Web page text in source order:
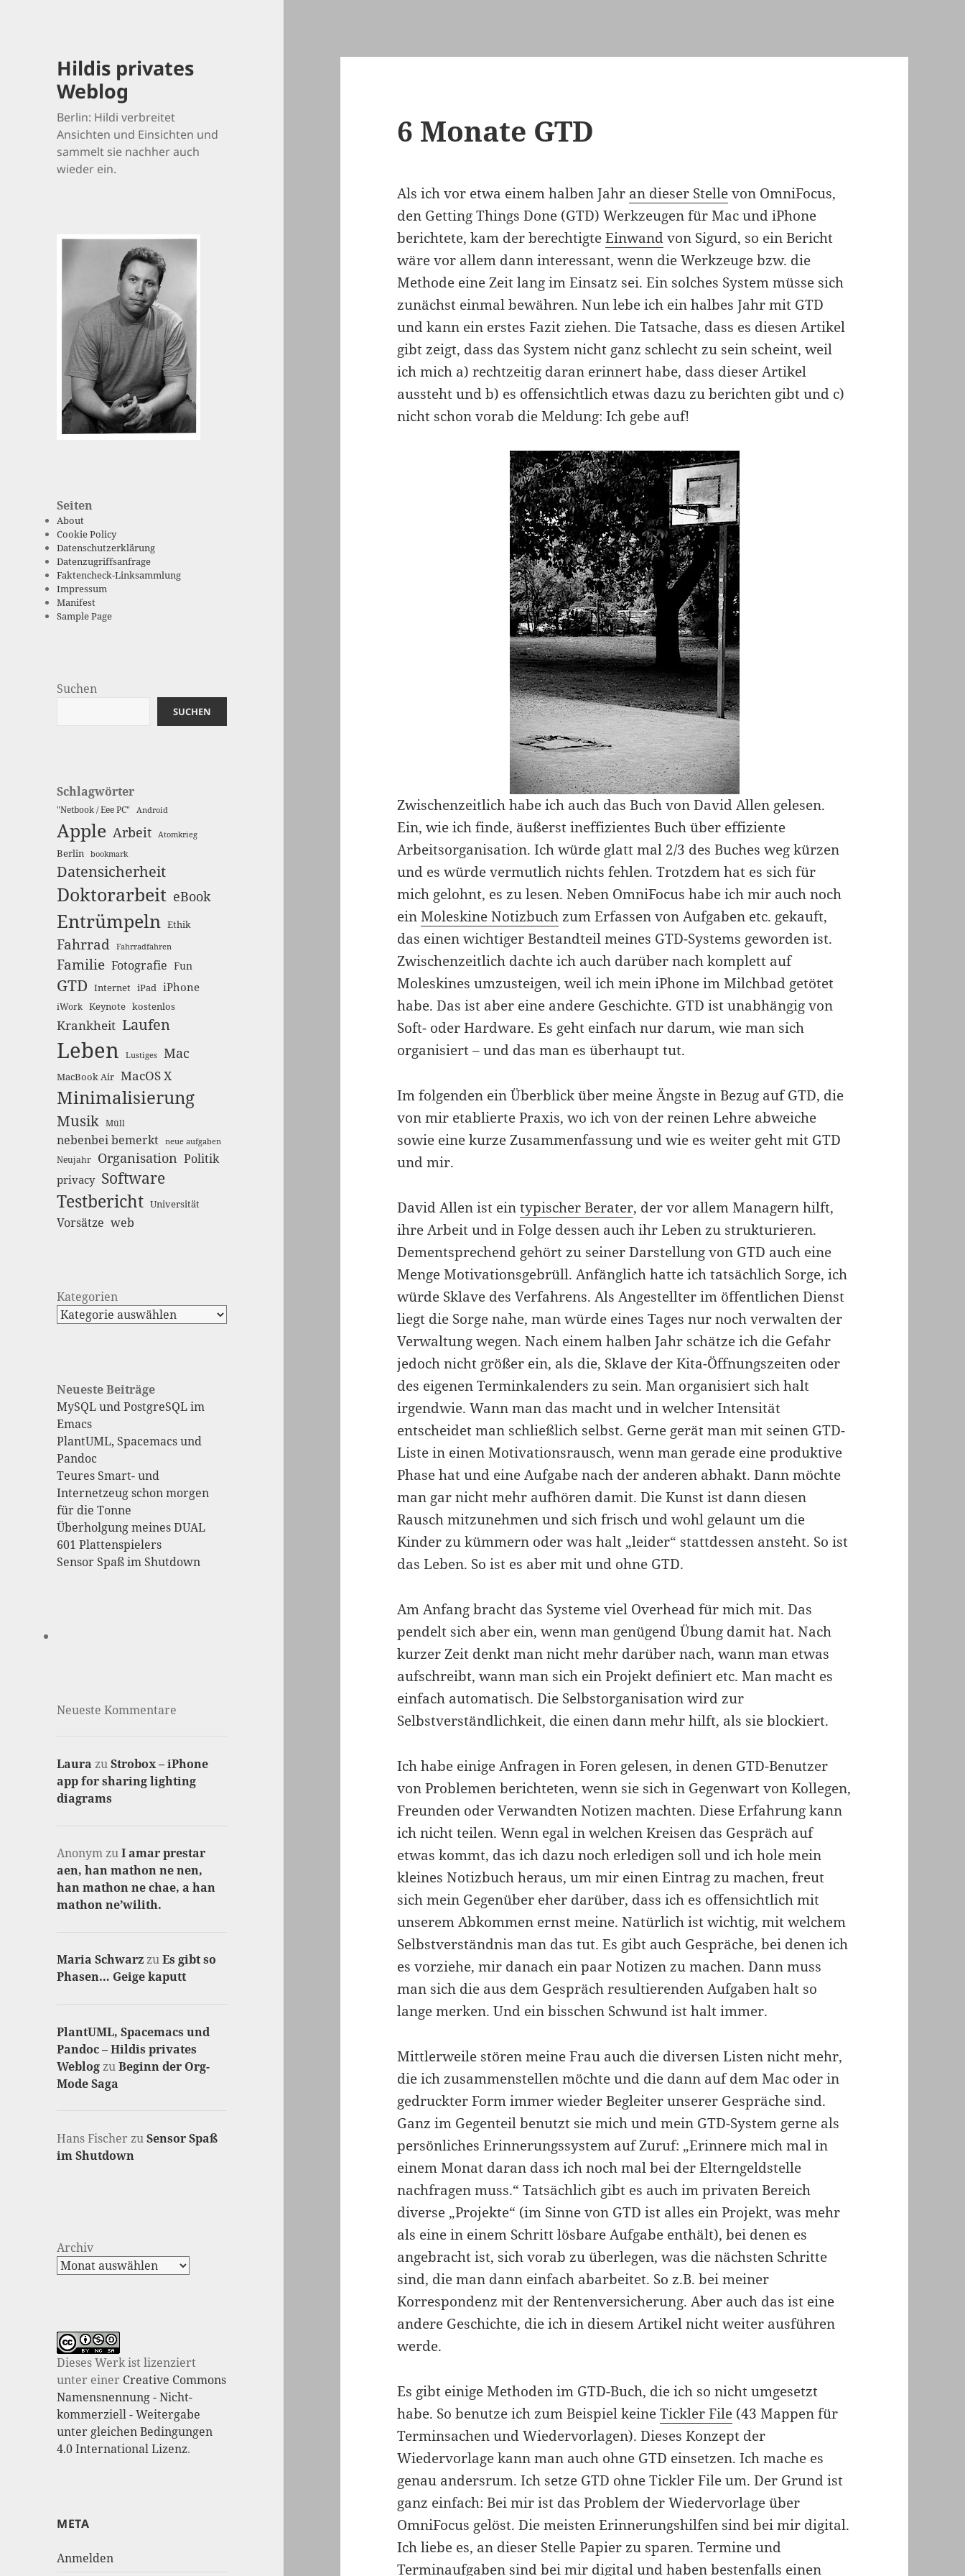
Hildis privates
Weblog
Berlin: Hildi verbreitet
Ansichten und Einsichten und
sammelt sie nachher auch
wieder ein.
Seiten
About
Cookie Policy
Datenschutzerklärung
Datenzugriffsanfrage
Faktencheck-Linksammlung
Impressum
Manifest
Sample Page
Suchen
SUCHEN
Schlagwörter
"Netbook / Eee PC" Android
Apple Arbeit Atomkrieg
Berlin bookmark
Datensicherheit
Doktorarbeit eBook
Entrümpeln Ethik
Fahrrad Fahrradfahren
Familie Fotografie Fun
GTD Internet iPad iPhone
iWork Keynote kostenlos
Krankheit Laufen
Leben Lustiges Mac
MacBook Air MacOS X
Minimalisierung
Musik Müll
nebenbei bemerkt neue aufgaben
Neujahr Organisation Politik
privacy Software
Testbericht Universität
Vorsätze web
Kategorien
Neueste Beiträge
MySQL und PostgreSQL im
Emacs
PlantUML, Spacemacs und
Pandoc
Teures Smart- und
Internetzeug schon morgen
für die Tonne
Überholgung meines DUAL
601 Plattenspielers
Sensor Spaß im Shutdown
Neueste Kommentare
Laura zuStrobox – iPhone
app for sharing lighting
diagrams
AnonymzuI amar prestar
aen, han mathon ne nen,
han mathon ne chae, a han
mathon ne’wilith.
Maria SchwarzzuEs gibt so
Phasen… Geige kaputt
PlantUML, Spacemacs und
Pandoc – Hildis privates
WeblogzuBeginn der Org-
Mode Saga
Hans Fischer zuSensor Spaß
im Shutdown
Archiv
Dieses Werk ist lizenziert
unter einer Creative Commons
Namensnennung - Nicht-
kommerziell - Weitergabe
unter gleichen Bedingungen
4.0 International Lizenz.
META
Anmelden
6 Monate GTD
Als ich vor etwa einem halben Jahr an dieser Stellevon OmniFocus,
den Getting Things Done (GTD) Werkzeugen für Mac und iPhone
berichtete, kam der berechtigteEinwandvon Sigurd, so ein Bericht
wäre vor allem dann interessant, wenn die Werkzeuge bzw. die
Methode eine Zeit lang im Einsatz sei. Ein solches System müsse sich
zunächst einmal bewähren. Nun lebe ich ein halbes Jahr mit GTD
und kann ein erstes Fazit ziehen. Die Tatsache, dass es diesen Artikel
gibt zeigt, dass das System nicht ganz schlecht zu sein scheint, weil
ich mich a) rechtzeitig daran erinnert habe, dass dieser Artikel
aussteht und b) es offensichtlich etwas dazu zu berichten gibt und c)
nicht schon vorab die Meldung: Ich gebe auf!
Zwischenzeitlich habe ich auch das Buch von David Allen gelesen.
Ein, wie ich finde, äußerst ineffizientes Buch über effiziente
Arbeitsorganisation. Ich würde glatt mal 2/3 des Buches weg kürzen
und es würde vermutlich nichts fehlen. Trotzdem hat es sich für
mich gelohnt, es zu lesen. Neben OmniFocus habe ich mir auch noch
einMoleskine Notizbuchzum Erfassen von Aufgaben etc. gekauft,
das einen wichtiger Bestandteil meines GTD-Systems geworden ist.
Zwischenzeitlich dachte ich auch darüber nach komplett auf
Moleskines umzusteigen, weil ich mein iPhone im Milchbad getötet
habe. Das ist aber eine andere Geschichte. GTD ist unabhängig von
Soft- oder Hardware. Es geht einfach nur darum, wie man sich
organisiert – und das man es überhaupt tut.
Im folgenden ein Überblick über meine Ängste in Bezug auf GTD, die
von mir etablierte Praxis, wo ich von der reinen Lehre abweiche
sowie eine kurze Zusammenfassung und wie es weiter geht mit GTD
und mir.
David Allen ist eintypischer Berater, der vor allem Managern hilft,
ihre Arbeit und in Folge dessen auch ihr Leben zu strukturieren.
Dementsprechend gehört zu seiner Darstellung von GTD auch eine
Menge Motivationsgebrüll. Anfänglich hatte ich tatsächlich Sorge, ich
würde Sklave des Verfahrens. Als Angestellter im öffentlichen Dienst
liegt die Sorge nahe, man würde eines Tages nur noch verwalten der
Verwaltung wegen. Nach einem halben Jahr schätze ich die Gefahr
jedoch nicht größer ein, als die, Sklave der Kita-Öffnungszeiten oder
des eigenen Terminkalenders zu sein. Man organisiert sich halt
irgendwie. Wann man das macht und in welcher Intensität
entscheidet man schließlich selbst. Gerne gerät man mit seinen GTD-
Liste in einen Motivationsrausch, wenn man gerade eine produktive
Phase hat und eine Aufgabe nach der anderen abhakt. Dann möchte
man gar nicht mehr aufhören damit. Die Kunst ist dann diesen
Rausch mitzunehmen und sich frisch und wohl gelaunt um die
Kinder zu kümmern oder was halt „leider“ stattdessen ansteht. So ist
das Leben. So ist es aber mit und ohne GTD.
Am Anfang bracht das Systeme viel Overhead für mich mit. Das
pendelt sich aber ein, wenn man genügend Übung damit hat. Nach
kurzer Zeit denkt man nicht mehr darüber nach, wann man etwas
aufschreibt, wann man sich ein Projekt definiert etc. Man macht es
einfach automatisch. Die Selbstorganisation wird zur
Selbstverständlichkeit, die einen dann mehr hilft, als sie blockiert.
Ich habe einige Anfragen in Foren gelesen, in denen GTD-Benutzer
von Problemen berichteten, wenn sie sich in Gegenwart von Kollegen,
Freunden oder Verwandten Notizen machten. Diese Erfahrung kann
ich nicht teilen. Wenn egal in welchen Kreisen das Gespräch auf
etwas kommt, das ich dazu noch erledigen soll und ich hole mein
kleines Notizbuch heraus, um mir einen Eintrag zu machen, freut
sich mein Gegenüber eher darüber, dass ich es offensichtlich mit
unserem Abkommen ernst meine. Natürlich ist wichtig, mit welchem
Selbstverständnis man das tut. Es gibt auch Gespräche, bei denen ich
es vorziehe, mir danach ein paar Notizen zu machen. Dann muss
man sich die aus dem Gespräch resultierenden Aufgaben halt so
lange merken. Und ein bisschen Schwund ist halt immer.
Mittlerweile stören meine Frau auch die diversen Listen nicht mehr,
die ich zusammenstellen möchte und die dann auf dem Mac oder in
gedruckter Form immer wieder Begleiter unserer Gespräche sind.
Ganz im Gegenteil benutzt sie mich und mein GTD-System gerne als
persönliches Erinnerungssystem auf Zuruf: „Erinnere mich mal in
einem Monat daran dass ich noch mal bei der Elterngeldstelle
nachfragen muss.“ Tatsächlich gibt es auch im privaten Bereich
diverse „Projekte“ (im Sinne von GTD ist alles ein Projekt, was mehr
als eine in einem Schritt lösbare Aufgabe enthält), bei denen es
angebracht ist, sich vorab zu überlegen, was die nächsten Schritte
sind, die man dann einfach abarbeitet. So z.B. bei meiner
Korrespondenz mit der Rentenversicherung. Aber auch das ist eine
andere Geschichte, die ich in diesem Artikel nicht weiter ausführen
werde.
Es gibt einige Methoden im GTD-Buch, die ich so nicht umgesetzt
habe. So benutze ich zum Beispiel keineTickler File (43 Mappen für
Terminsachen und Wiedervorlagen). Dieses Konzept der
Wiedervorlage kann man auch ohne GTD einsetzen. Ich mache es
genau andersrum. Ich setze GTD ohne Tickler File um. Der Grund ist
ganz einfach: Bei mir ist das Problem der Wiedervorlage über
OmniFocus gelöst. Die meisten Erinnerungshilfen sind bei mir digital.
Ich liebe es, an dieser Stelle Papier zu sparen. Termine und
Terminaufgaben sind bei mir digital und haben bestenfalls einen